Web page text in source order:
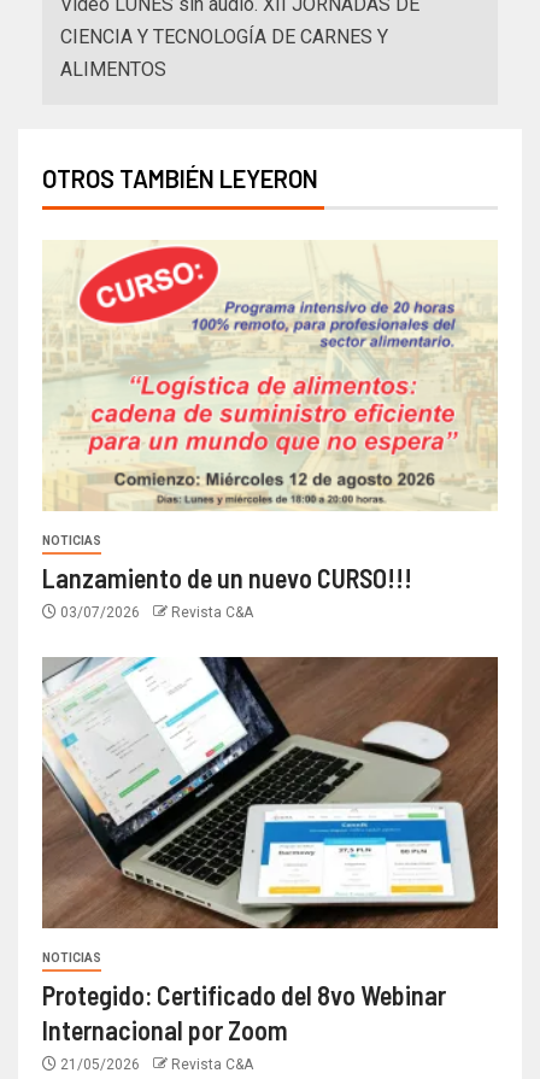
CIENCIA Y TECNOLOGÍA DE CARNES Y
ALIMENTOS
OTROS TAMBIÉN LEYERON
NOTICIAS
Lanzamiento de un nuevo CURSO!!!
03/07/2026 Revista C&A
NOTICIAS
Protegido: Certificado del 8vo Webinar
Internacional por Zoom
21/05/2026 Revista C&A